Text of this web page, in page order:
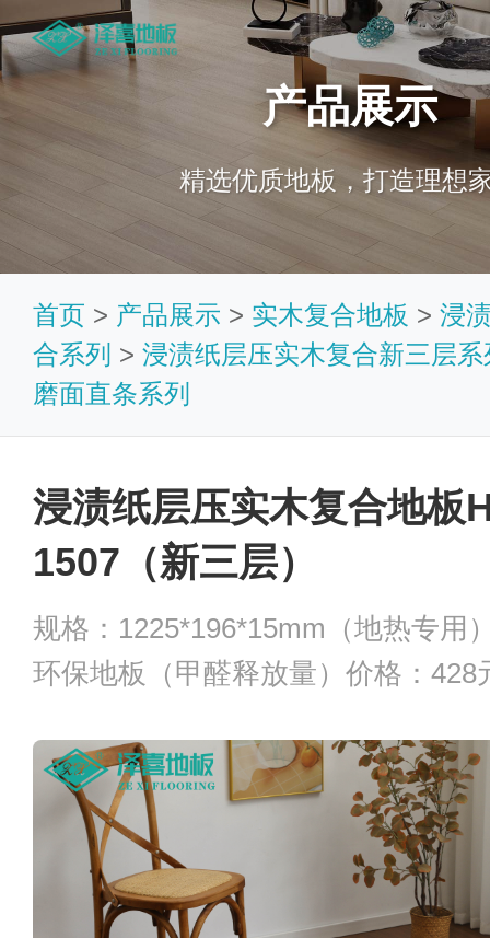
产品展示
精选优质地板，打造理想
首页 > 产品展示 > 实木复合地板 > 浸
合系列 > 浸渍纸层压实木复合新三层系
磨面直条系列
浸渍纸层压实木复合地板
1507（新三层）
规格：1225*196*15mm（地热专用
环保地板（甲醛释放量）价格：428